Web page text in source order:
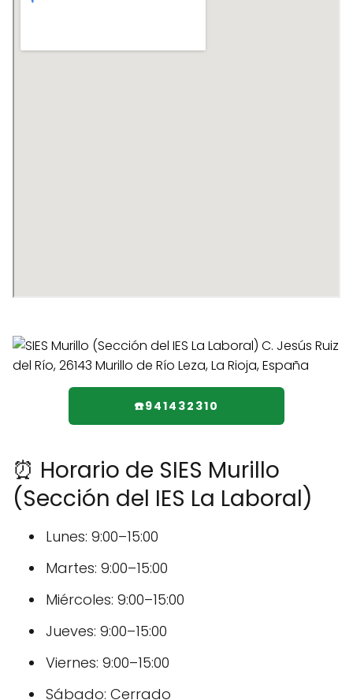
☎️941432310
⏰ Horario de SIES Murillo
(Sección del IES La Laboral)
Lunes: 9:00–15:00
Martes: 9:00–15:00
Miércoles: 9:00–15:00
Jueves: 9:00–15:00
Viernes: 9:00–15:00
Sábado: Cerrado